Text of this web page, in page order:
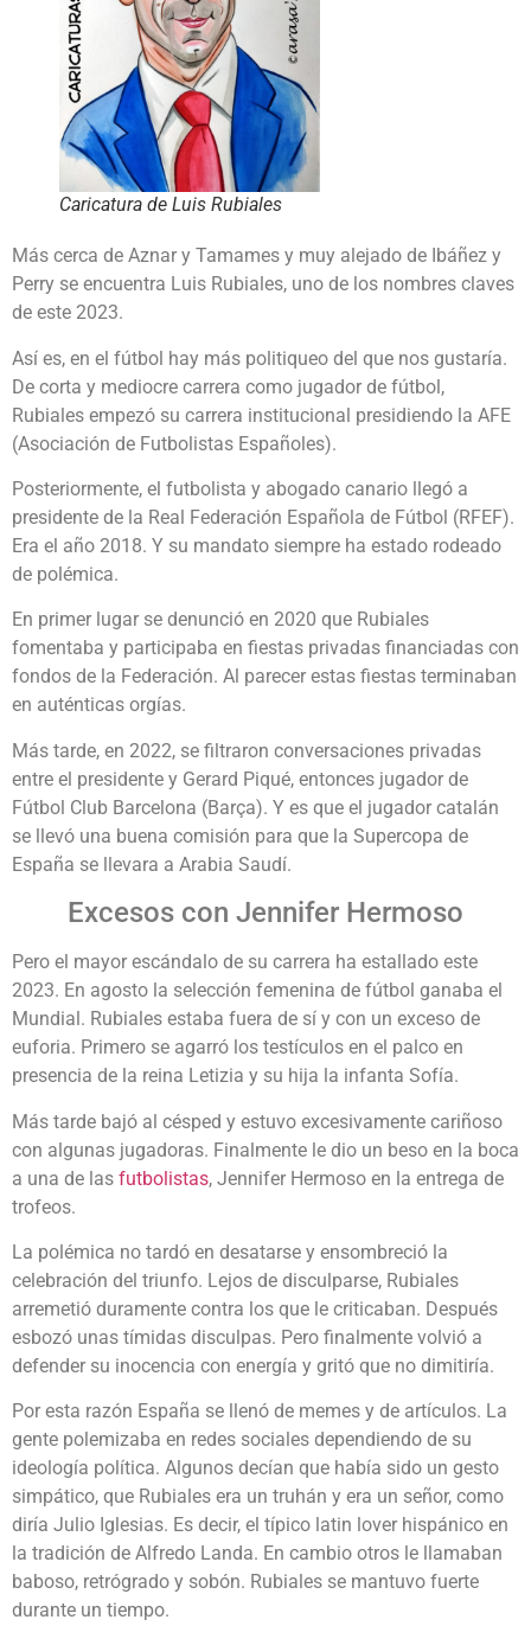
Caricatura de Luis Rubiales
Más cerca de Aznar y Tamames y muy alejado de Ibáñez y
Perry se encuentra Luis Rubiales, uno de los nombres claves
de este 2023.
Así es, en el fútbol hay más politiqueo del que nos gustaría.
De corta y mediocre carrera como jugador de fútbol,
Rubiales empezó su carrera institucional presidiendo la AFE
(Asociación de Futbolistas Españoles).
Posteriormente, el futbolista y abogado canario llegó a
presidente de la Real Federación Española de Fútbol (RFEF).
Era el año 2018. Y su mandato siempre ha estado rodeado
de polémica.
En primer lugar se denunció en 2020 que Rubiales
fomentaba y participaba en fiestas privadas financiadas con
fondos de la Federación. Al parecer estas fiestas terminaban
en auténticas orgías.
Más tarde, en 2022, se filtraron conversaciones privadas
entre el presidente y Gerard Piqué, entonces jugador de
Fútbol Club Barcelona (Barça). Y es que el jugador catalán
se llevó una buena comisión para que la Supercopa de
España se llevara a Arabia Saudí.
Excesos con Jennifer Hermoso
Pero el mayor escándalo de su carrera ha estallado este
2023. En agosto la selección femenina de fútbol ganaba el
Mundial. Rubiales estaba fuera de sí y con un exceso de
euforia. Primero se agarró los testículos en el palco en
presencia de la reina Letizia y su hija la infanta Sofía.
Más tarde bajó al césped y estuvo excesivamente cariñoso
con algunas jugadoras. Finalmente le dio un beso en la boca
a una de las futbolistas, Jennifer Hermoso en la entrega de
trofeos.
La polémica no tardó en desatarse y ensombreció la
celebración del triunfo. Lejos de disculparse, Rubiales
arremetió duramente contra los que le criticaban. Después
esbozó unas tímidas disculpas. Pero finalmente volvió a
defender su inocencia con energía y gritó que no dimitiría.
Por esta razón España se llenó de memes y de artículos. La
gente polemizaba en redes sociales dependiendo de su
ideología política. Algunos decían que había sido un gesto
simpático, que Rubiales era un truhán y era un señor, como
diría Julio Iglesias. Es decir, el típico latin lover hispánico en
la tradición de Alfredo Landa. En cambio otros le llamaban
baboso, retrógrado y sobón. Rubiales se mantuvo fuerte
durante un tiempo.